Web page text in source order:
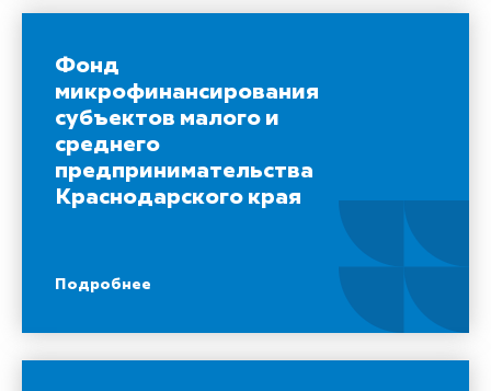
Фонд
микрофинансирования
субъектов малого и
среднего
предпринимательства
Краснодарского края
Подробнее